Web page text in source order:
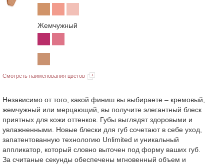
Жемчужный
Смотреть наименования цветов
Независимо от того, какой финиш вы выбираете – кремовый,
жемчужный или мерцающий, вы получите элегантный блеск
приятных для кожи оттенков. Губы выглядят здоровыми и
увлажненными. Новые блески для губ сочетают в себе уход,
запатентованную технологию Unlimited и уникальный
аппликатор, который словно выточен под форму ваших губ.
За считаные секунды обеспечены мгновенный объем и